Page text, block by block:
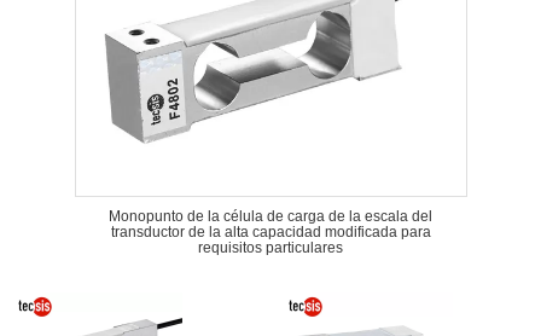
Monopunto de la célula de carga de la escala del
transductor de la alta capacidad modificada para
requisitos particulares